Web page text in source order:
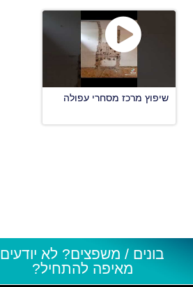
שיפוץ מרכז מסחרי עפולה
בונים / משפצים? לא יודעים
מאיפה להתחיל?